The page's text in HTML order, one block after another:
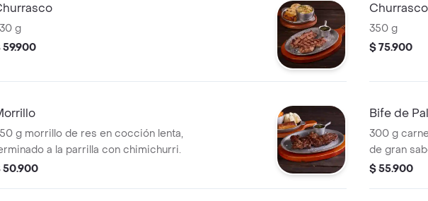
g
59.900
Churrasco
350 g
$ 75.900
g morrillo de res en cocción lenta,
a la parrilla con chimichurri.
50.900
Bife de
300 g
de gran
$ 55.900